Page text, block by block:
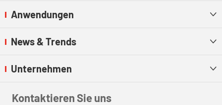
Anwendungen 
News & Trends 
Unternehmen 
Kontaktieren Sie uns